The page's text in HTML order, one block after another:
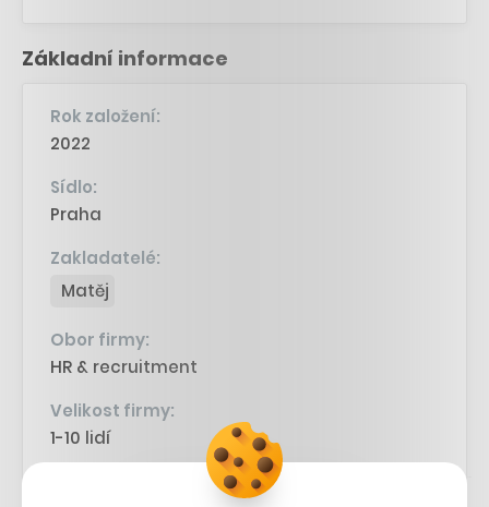
Základní informace
Rok založení:
2022
Sídlo:
Praha
Zakladatelé:
Matěj
Obor firmy:
HR & recruitment
Velikost firmy:
1-10 lidí